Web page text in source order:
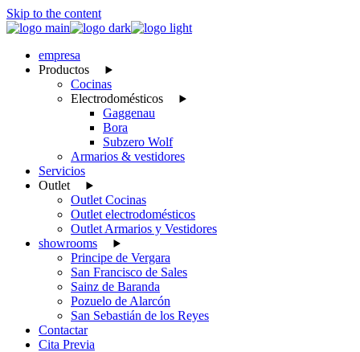
Skip to the content
empresa
Productos
Cocinas
Electrodomésticos
Gaggenau
Bora
Subzero Wolf
Armarios & vestidores
Servicios
Outlet
Outlet Cocinas
Outlet electrodomésticos
Outlet Armarios y Vestidores
showrooms
Principe de Vergara
San Francisco de Sales
Sainz de Baranda
Pozuelo de Alarcón
San Sebastián de los Reyes
Contactar
Cita Previa